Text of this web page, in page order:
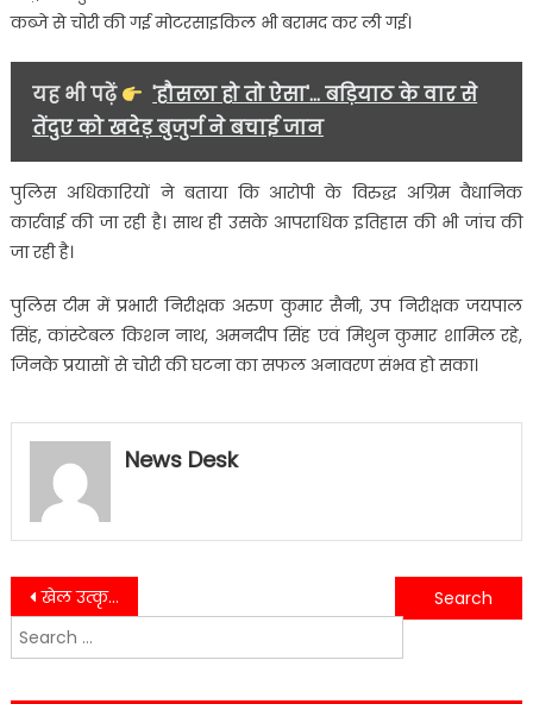
कब्जे से चोरी की गई मोटरसाइकिल भी बरामद कर ली गई।
यह भी पढ़ें
'हौसला हो तो ऐसा'... बड़ियाठ के वार से
तेंदुए को खदेड़ बुजुर्ग ने बचाई जान
पुलिस अधिकारियों ने बताया कि आरोपी के विरुद्ध अग्रिम वैधानिक
कार्रवाई की जा रही है। साथ ही उसके आपराधिक इतिहास की भी जांच की
जा रही है।
पुलिस टीम में प्रभारी निरीक्षक अरुण कुमार सैनी, उप निरीक्षक जयपाल
सिंह, कांस्टेबल किशन नाथ, अमनदीप सिंह एवं मिथुन कुमार शामिल रहे,
जिनके प्रयासों से चोरी की घटना का सफल अनावरण संभव हो सका।
News Desk
Post
navigation
खेल उत्कृष्टता का केंद्र बनेगा गौलापार, भूमि निरीक्षण पर बोलीं रेखा आर्या
हल्द्वानी के गौलापार स्टेडियम में गूंजा खेलों का उत्साह, मुए थाई चैंपियनशिप शुरू
Search
for: